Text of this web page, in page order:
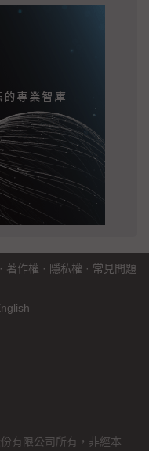
· 著作權 · 隱私權 · 常見問題
有限公司所有，非經本